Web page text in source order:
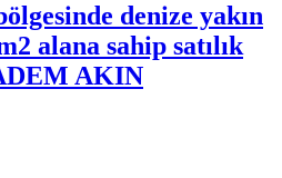
denize yakın
alana sahip satılık
AKIN